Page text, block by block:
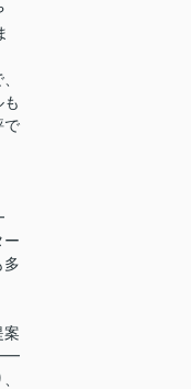
で
ー
多